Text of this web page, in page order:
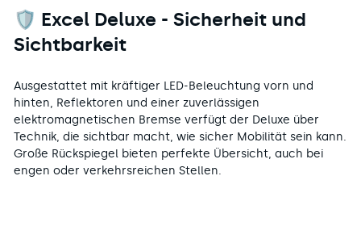
🛡️ Excel Deluxe - Sicherheit und
Sichtbarkeit
Ausgestattet mit kräftiger LED-Beleuchtung vorn und
hinten, Reflektoren und einer zuverlässigen
elektromagnetischen Bremse verfügt der Deluxe über
Technik, die sichtbar macht, wie sicher Mobilität sein kann.
Große Rückspiegel bieten perfekte Übersicht, auch bei
engen oder verkehrsreichen Stellen.